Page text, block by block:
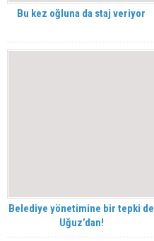
Bu kez oğluna da staj veriyor
Belediye yönetimine bir tepki de
Uğuz’dan!